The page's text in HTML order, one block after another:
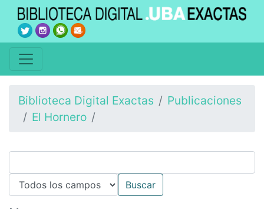
Biblioteca Digital Exactas
Publicaciones
El Hornero